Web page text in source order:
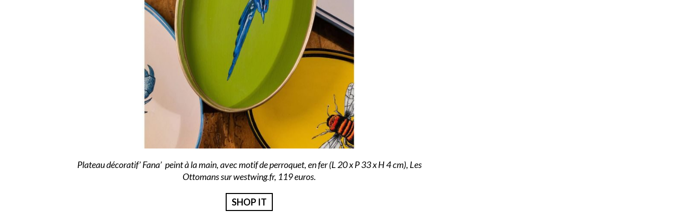
Plateau décoratif’ Fana’ peint à la main, avec motif de perroquet, en fer (L 20 x P 33 x H 4 cm), Les
Ottomans surwestwing.fr, 119 euros.
SHOP IT